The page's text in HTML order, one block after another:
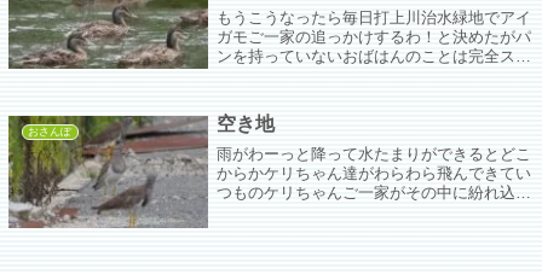
もうこうなったら毎日打上川治水緑地でアイ
ガモご一家の追っかけするわ！と決めたがパ
ンを持っていないおばはんのことは完全スル
ンちょーらい、パンちょーらい」とかわいく
首を伸ばしやがってあーかわいいなぁ。
おさんぽ 空き地
雨がわーっと降って水たまりができるとどこ
からかケリちゃん達がわらわら飛んできてい
つものケリちゃんご一家がその中に紛れ込ん